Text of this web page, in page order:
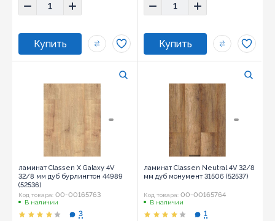
ламинат Classen X Galaxy 4V
32/8 мм дуб бурлингтон 44989
(52536)
Код товара: 00-00165763
В наличии
3
ламинат Classen Neutral 4V 32/8
мм дуб монумент 31506 (52537)
Код товара: 00-00165764
В наличии
1